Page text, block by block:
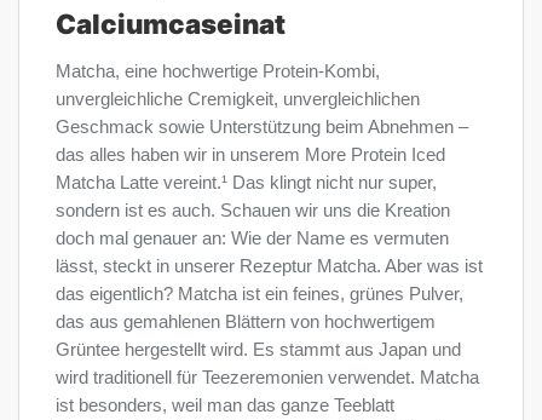
Calciumcaseinat
Matcha, eine hochwertige Protein-Kombi,
unvergleichliche Cremigkeit, unvergleichlichen
Geschmack sowie Unterstützung beim Abnehmen –
das alles haben wir in unserem More Protein Iced
Matcha Latte vereint.¹ Das klingt nicht nur super,
sondern ist es auch. Schauen wir uns die Kreation
doch mal genauer an: Wie der Name es vermuten
lässt, steckt in unserer Rezeptur Matcha. Aber was ist
das eigentlich? Matcha ist ein feines, grünes Pulver,
das aus gemahlenen Blättern von hochwertigem
Grüntee hergestellt wird. Es stammt aus Japan und
wird traditionell für Teezeremonien verwendet. Matcha
ist besonders, weil man das ganze Teeblatt